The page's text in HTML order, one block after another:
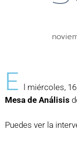
E
l miércoles,
Mesa de Análisis
Puedes ver la